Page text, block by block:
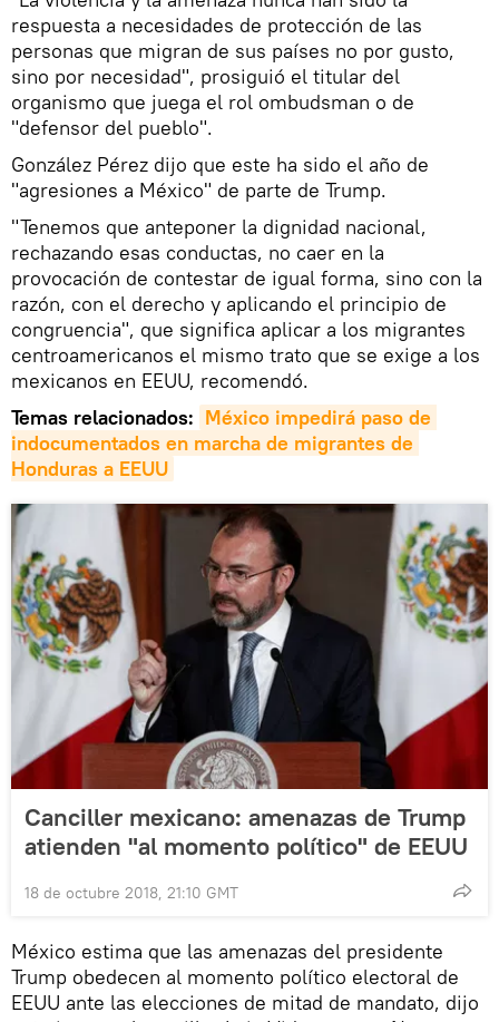
respuesta a necesidades de protección de las
personas que migran de sus países no por gusto,
sino por necesidad", prosiguió el titular del
organismo que juega el rol ombudsman o de
"defensor del pueblo".
González Pérez dijo que este ha sido el año de
"agresiones a México" de parte de Trump.
"Tenemos que anteponer la dignidad nacional,
rechazando esas conductas, no caer en la
provocación de contestar de igual forma, sino con la
razón, con el derecho y aplicando el principio de
congruencia", que significa aplicar a los migrantes
centroamericanos el mismo trato que se exige a los
mexicanos en EEUU, recomendó.
Temas relacionados: México impedirá paso de
indocumentados en marcha de migrantes de
Honduras a EEUU
Canciller mexicano: amenazas de Trump
atienden "al momento político" de EEUU
18 de octubre 2018, 21:10 GMT
México estima que las amenazas del presidente
Trump obedecen al momento político electoral de
EEUU ante las elecciones de mitad de mandato, dijo